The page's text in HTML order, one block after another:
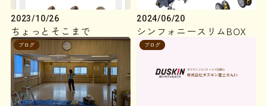
2023/10/26
ちょっとそこまで
2024/06/20
シンフォニースリムBOX
ブログ ブログ